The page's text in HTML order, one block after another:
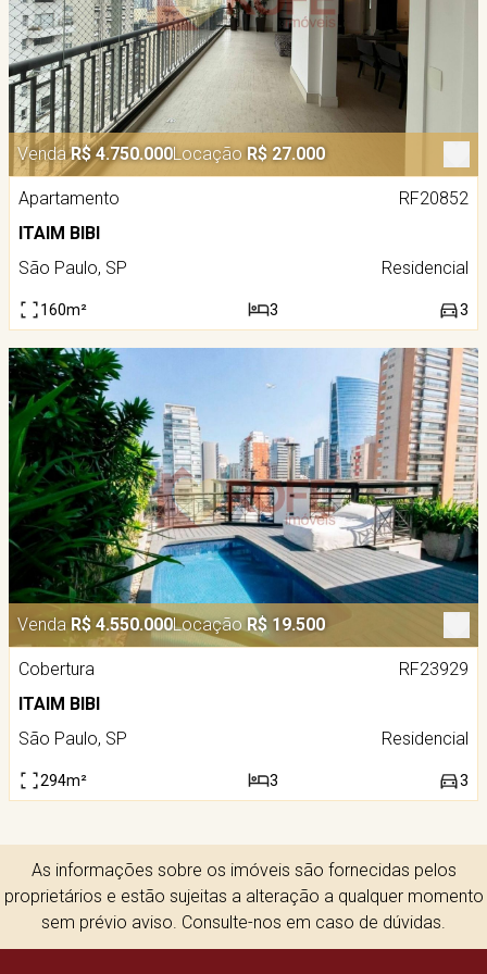
Venda R$ 4.750.000Locação R$ 27.000
Apartamento
RF20852
ITAIM BIBI
São Paulo, SP
Residencial
160m² 3 3
Venda R$ 4.550.000Locação R$ 19.500
Cobertura
RF23929
ITAIM BIBI
São Paulo, SP
Residencial
294m² 3 3
As informações sobre os imóveis são fornecidas pelos
proprietários e estão sujeitas a alteração a qualquer momento
sem prévio aviso. Consulte-nos em caso de dúvidas.